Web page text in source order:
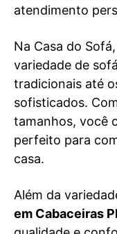
atendimento
Na Casa do
variedade de
tradicionais até
sofisticados.
tamanhos, você
perfeito para
casa.
Além da
em Cabaceiras